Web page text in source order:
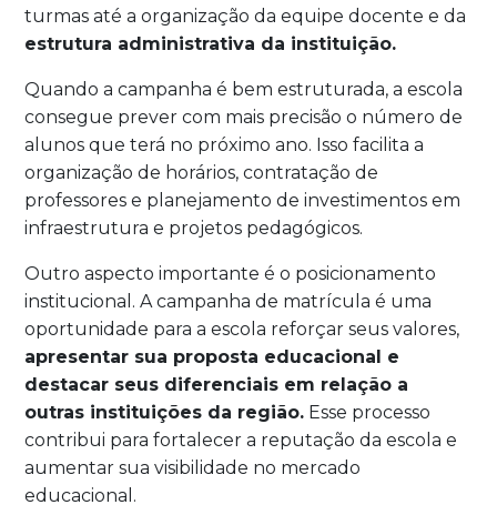
turmas até a organização da equipe docente e da
estrutura administrativa da instituição.
Quando a campanha é bem estruturada, a escola
consegue prever com mais precisão o número de
alunos que terá no próximo ano. Isso facilita a
organização de horários, contratação de
professores e planejamento de investimentos em
infraestrutura e projetos pedagógicos.
Outro aspecto importante é o posicionamento
institucional. A campanha de matrícula é uma
oportunidade para a escola reforçar seus valores,
apresentar sua proposta educacional e
destacar seus diferenciais em relação a
outras instituições da região. Esse processo
contribui para fortalecer a reputação da escola e
aumentar sua visibilidade no mercado
educacional.